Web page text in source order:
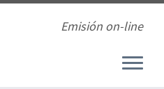
Emisión on-line